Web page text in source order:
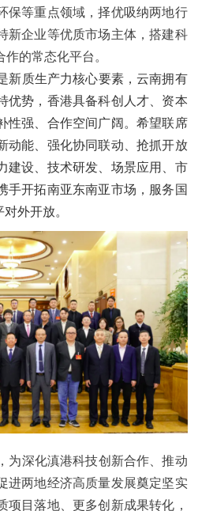
保等重点领域，择优吸纳两地行
新企业等优质市场主体，搭建科
的常态化平台。
质生产力核心要素，云南拥有
优势，香港具备科创人才、资本
性强、合作空间广阔。希望联席
动能、强化协同联动、抢抓开放
建设、技术研发、场景应用、市
手开拓南亚东南亚市场，服务国
外开放。
深化滇港科技创新合作、推动
进两地经济高质量发展奠定坚实
项目落地、更多创新成果转化，